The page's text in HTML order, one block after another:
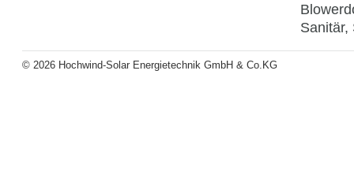
Sanitär,
© 2026 Hochwind-Solar Energietechnik GmbH & Co.KG